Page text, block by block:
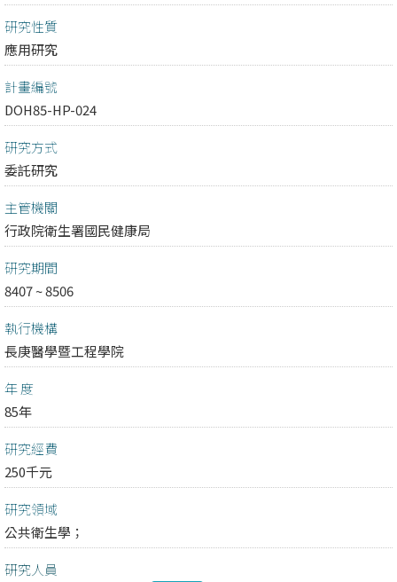
研究性質
應用研究
計畫編號
DOH85-HP-024
研究方式
委託研究
主管機關
行政院衛生署國民健康局
研究期間
8407 ~ 8506
執行機構
長庚醫學暨工程學院
年 度
85年
研究經費
250千元
研究領域
公共衛生學；
研究人員